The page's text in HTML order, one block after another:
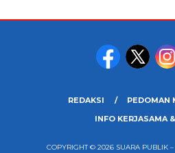
REDAKSI
PEDOMAN
INFO KERJASAMA
COPYRIGHT © 2026 SUARA PUBLIK